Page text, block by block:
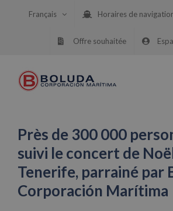
Français Horaires de
Offre souhaitée
Près de 300 000
suivi le concert de
Tenerife, parrainé par
Corporación Marítima